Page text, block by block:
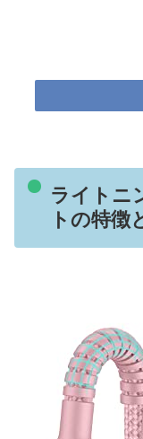
ライトニ
トの特徴